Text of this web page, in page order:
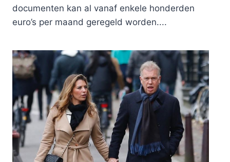
documenten kan al vanaf enkele honderden
euro’s per maand geregeld worden....